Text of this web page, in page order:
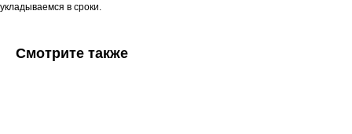
укладываемся в сроки.
Смотрите также